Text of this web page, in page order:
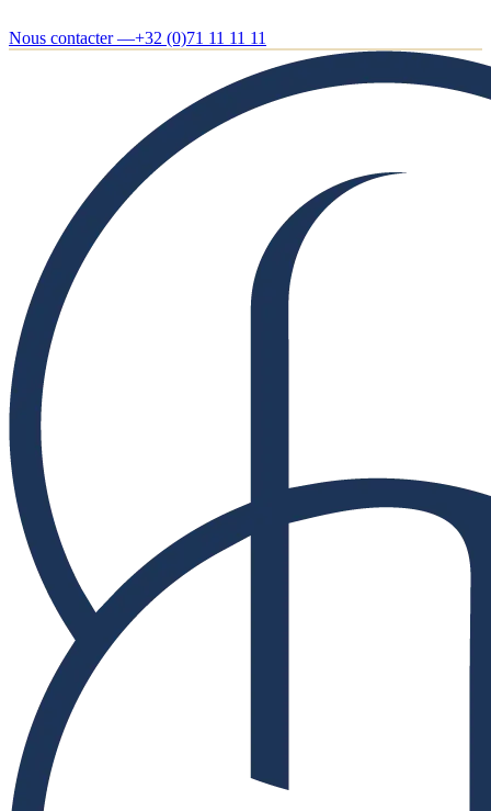
Nous contacter —+32 (0)71 11 11 11